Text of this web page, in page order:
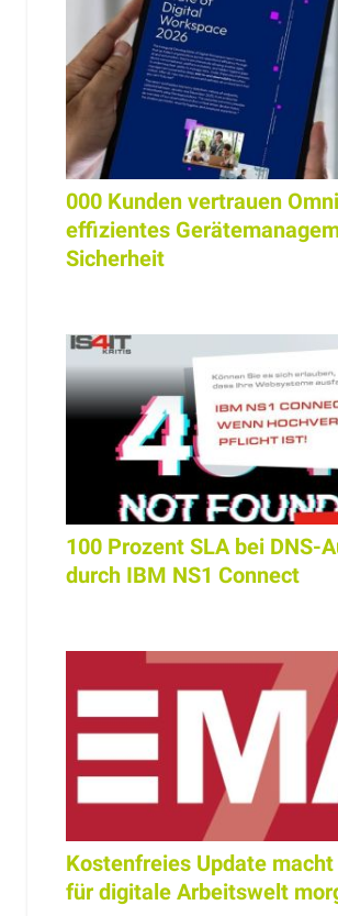
000 Kunden vertrauen
effizientes
Sicherheit
100 Prozent SLA bei DNS-
durch IBM NS1 Connect
Kostenfreies Update
für digitale Arbeitswelt